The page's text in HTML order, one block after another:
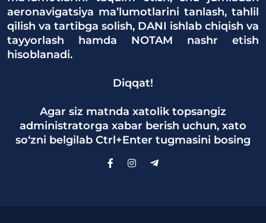
aeronavigatsiya ma’lumotlarini tanlash, tahlil
qilish va tartibga solish, DANI ishlab chiqish va
tayyorlash hamda NOTAM nashr etish
hisoblanadi.
Diqqat!
Agar siz matnda xatolik topsangiz
administratorga xabar berish uchun, xato
so‘zni belgilab Ctrl+Enter tugmasini bosing